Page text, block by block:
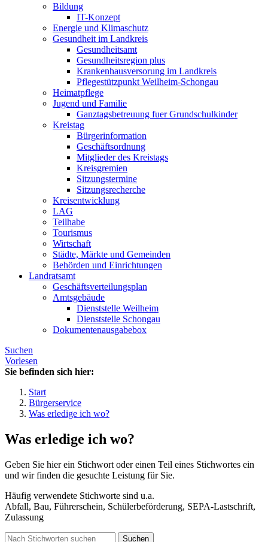
Bildung
IT-Konzept
Energie und Klimaschutz
Gesundheit im Landkreis
Gesundheitsamt
Gesundheitsregion plus
Krankenhausversorung im Landkreis
Pflegestützpunkt Weilheim-Schongau
Heimatpflege
Jugend und Familie
Ganztagsbetreuung fuer Grundschulkinder
Kreistag
Bürgerinformation
Geschäftsordnung
Mitglieder des Kreistags
Kreisgremien
Sitzungstermine
Sitzungsrecherche
Kreisentwicklung
LAG
Teilhabe
Tourismus
Wirtschaft
Städte, Märkte und Gemeinden
Behörden und Einrichtungen
Landratsamt
Geschäftsverteilungsplan
Amtsgebäude
Dienststelle Weilheim
Dienststelle Schongau
Dokumentenausgabebox
Suchen
Vorlesen
Sie befinden sich hier:
Start
Bürgerservice
Was erledige ich wo?
Was erledige ich wo?
Geben Sie hier ein Stichwort oder einen Teil eines Stichwortes ein
und wir finden die gesuchte Leistung für Sie.
Häufig verwendete Stichworte sind u.a.
Abfall, Bau, Führerschein, Schülerbeförderung, SEPA-Lastschrift,
Zulassung
Suchen